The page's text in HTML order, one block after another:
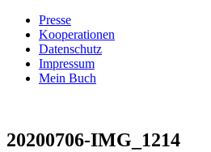
Presse
Kooperationen
Datenschutz
Impressum
Mein Buch
Villa König
20200706-IMG_1214